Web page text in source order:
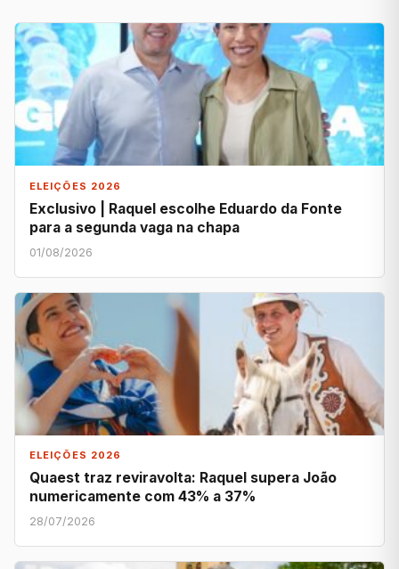
ELEIÇÕES 2026
Exclusivo | Raquel escolhe Eduardo da Fonte
para a segunda vaga na chapa
01/08/2026
ELEIÇÕES 2026
Quaest traz reviravolta: Raquel supera João
numericamente com 43% a 37%
28/07/2026